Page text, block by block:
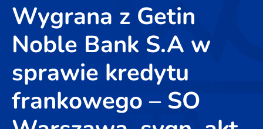
Wygrana z Getin
Noble Bank S.A w
sprawie kredytu
frankowego – SO